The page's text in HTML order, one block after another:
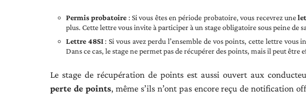
Permis probatoire : Si vous êtes en période probatoire, vous recevrez une
plus. Cette lettre vous invite à participer à un stage obligatoire sous peine de
Lettre 48SI: Si vous avez perdu l’ensemble de vos points, cette lettre vous
Dans ce cas, le stage ne permet pas de récupérer des points, mais il peut être
Le stage de récupération de points est aussi ouvert aux
perte de points, même s’ils n’ont pas encore reçu de notification